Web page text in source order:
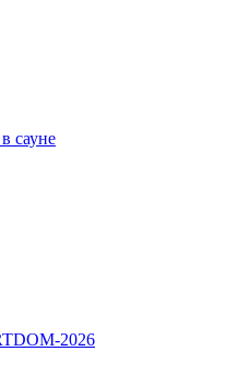
сауне
2026